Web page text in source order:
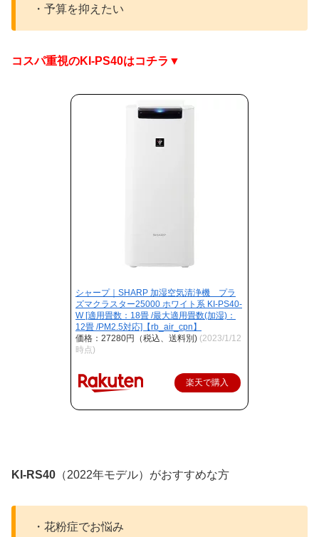
・予算を抑えたい
コスパ重視のKI-PS40はコチラ▼
シャープ｜SHARP 加湿空気清浄機 プラ
ズマクラスター25000 ホワイト系 KI-PS40-
W [適用畳数：18畳 /最大適用畳数(加湿)：
12畳 /PM2.5対応]【rb_air_cpn】
価格：27280円（税込、送料別) (2023/1/12
時点)
楽天で購入
KI-RS40 （2022年モデル）がおすすめな方
・花粉症でお悩み